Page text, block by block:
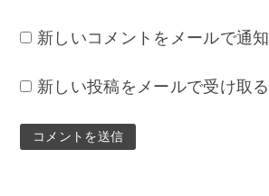
新しいコメントをメールで通知
新しい投稿をメールで受け取る